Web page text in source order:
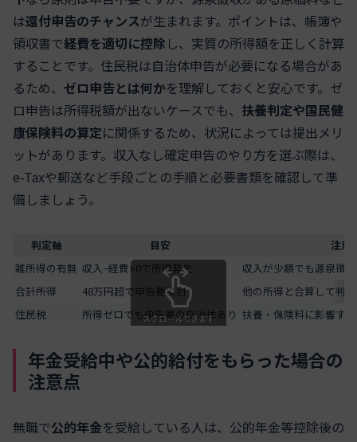
は還付申告のチャンスが生まれます。ポイントは、帳簿や
領収書で経費を適切に控除 し、実質の所得額を正しく計算
することです。住民税は自治体申告が必要になる場合があ
るため、 ゼロ申告とは何かを理解しておくと安心です。ゼ
ロ申告は所得税額が出ないケースでも、 扶養判定や国民健
康保険料の算定に関係するため、状況によっては提出メリ
ットがあります。収入なし確定申告のやり方を選ぶ際は、
e-Taxや郵送など手段ごとの手順と必要書類を確認して準
備しましょう。
判定軸 目安
注意
雑所得の有無 収入−経費>0で所得発生
収入が少額でも源泉徴
合計所得
48万円超で申告要検討
他の所得と合算して判定
住民税
所得ゼロでも申告要の自治体あり 扶養・保険料に影響す
スクロールできます
年金受給中や公的給付をもらった場合の
注意点
無職で公的年金を受給している人は、公的年金等控除後の